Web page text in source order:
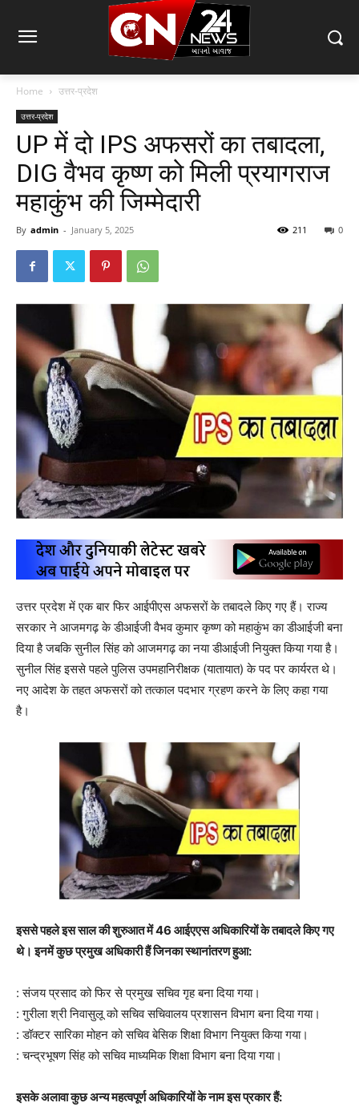
Home उत्तर-प्रदेश
उत्तर-प्रदेश
UP में दो IPS अफसरों का तबादला,
DIG वैभव कृष्ण को मिली प्रयागराज
महाकुंभ की जिम्मेदारी
By admin - January 5, 2025 0
211
उत्तर प्रदेश में एक बार फिर आईपीएस अफसरों के तबादले किए गए हैं। राज्य
सरकार ने आजमगढ़ के डीआईजी वैभव कुमार कृष्ण को महाकुंभ का डीआईजी बना
दिया है जबकि सुनील सिंह को आजमगढ़ का नया डीआईजी नियुक्त किया गया है।
सुनील सिंह इससे पहले पुलिस उपमहानिरीक्षक (यातायात) के पद पर कार्यरत थे।
नए आदेश के तहत अफसरों को तत्काल पदभार ग्रहण करने के लिए कहा गया
है।
इससे पहले इस साल की शुरुआत में 46 आईएएस अधिकारियों के तबादले किए गए
थे। इनमें कुछ प्रमुख अधिकारी हैं जिनका स्थानांतरण हुआ:
: संजय प्रसाद को फिर से प्रमुख सचिव गृह बना दिया गया।
: गुरीला श्री निवासुलू को सचिव सचिवालय प्रशासन विभाग बना दिया गया।
: डॉक्टर सारिका मोहन को सचिव बेसिक शिक्षा विभाग नियुक्त किया गया।
: चन्द्रभूषण सिंह को सचिव माध्यमिक शिक्षा विभाग बना दिया गया।
इसके अलावा कुछ अन्य महत्वपूर्ण अधिकारियों के नाम इस प्रकार हैं: